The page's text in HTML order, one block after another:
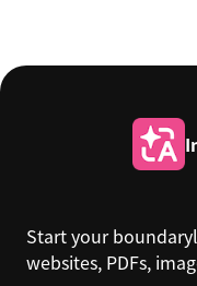
Start your
websites, PDFs,